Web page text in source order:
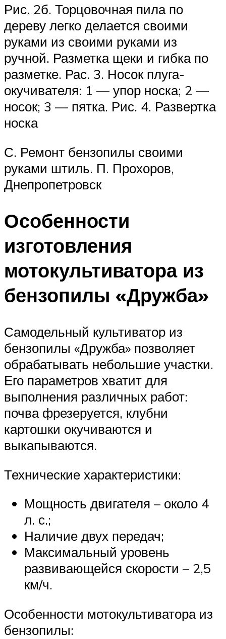
Рис. 2б. Торцовочная пила по
дереву легко делается своими
руками из своими руками из
ручной. Разметка щеки и гибка по
разметке. Рас. 3. Носок плуга-
окучивателя: 1 — упор носка; 2 —
носок; 3 — пятка. Рис. 4. Развертка
носка
С. Ремонт бензопилы своими
руками штиль. П. Прохоров,
Днепропетровск
Особенности
изготовления
мотокультиватора из
бензопилы «Дружба»
Самодельный культиватор из
бензопилы «Дружба» позволяет
обрабатывать небольшие участки.
Его параметров хватит для
выполнения различных работ:
почва фрезеруется, клубни
картошки окучиваются и
выкапываются.
Технические характеристики:
Мощность двигателя – около 4
л. с.;
Наличие двух передач;
Максимальный уровень
развивающейся скорости – 2,5
км/ч.
Особенности мотокультиватора из
бензопилы: